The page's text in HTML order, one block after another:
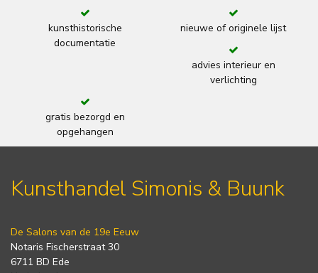
kunsthistorische
documentatie
nieuwe of originele lijst
advies interieur en
verlichting
gratis bezorgd en
opgehangen
Kunsthandel Simonis & Buunk
De Salons van de 19e Eeuw
Notaris Fischerstraat 30
6711 BD Ede